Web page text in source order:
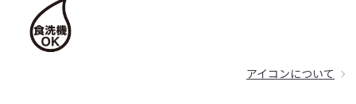
アイコンについて